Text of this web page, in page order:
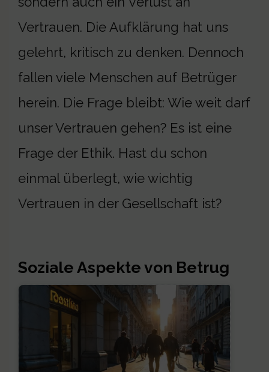
Vertrauen. Die Aufklärung hat uns
gelehrt, kritisch zu denken. Dennoch
fallen viele Menschen auf Betrüger
herein. Die Frage bleibt: Wie weit darf
unser Vertrauen gehen? Es ist eine
Frage der Ethik. Hast du schon
einmal überlegt, wie wichtig
Vertrauen in der Gesellschaft ist?
Soziale Aspekte von Betrug